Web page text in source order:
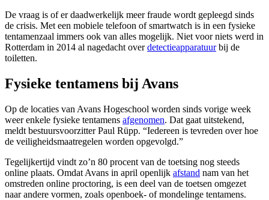
De vraag is of er daadwerkelijk meer fraude wordt gepleegd sinds
de crisis. Met een mobiele telefoon of smartwatch is in een fysieke
tentamenzaal immers ook van alles mogelijk. Niet voor niets werd in
Rotterdam in 2014 al nagedacht overdetectieapparatuurbij de
toiletten.
Fysieke tentamens bij Avans
Op de locaties van Avans Hogeschool worden sinds vorige week
weer enkele fysieke tentamens afgenomen. Dat gaat uitstekend,
meldt bestuursvoorzitter Paul Rüpp. “Iedereen is tevreden over hoe
de veiligheidsmaatregelen worden opgevolgd.”
Tegelijkertijd vindt zo’n 80 procent van de toetsing nog steeds
online plaats. Omdat Avans in april openlijk afstand nam van het
omstreden online proctoring, is een deel van de toetsen omgezet
naar andere vormen, zoals openboek- of mondelinge tentamens.